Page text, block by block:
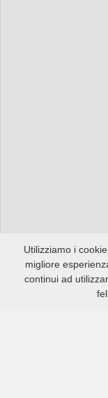
Utilizziamo i
migliore
continui ad